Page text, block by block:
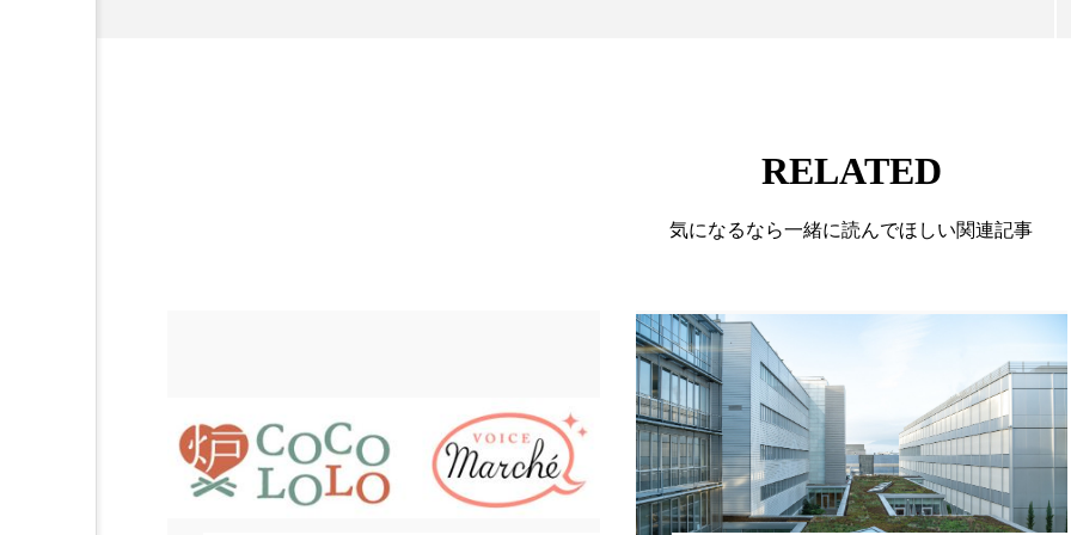
RELATED
気になるなら一緒に読んでほしい関連記事